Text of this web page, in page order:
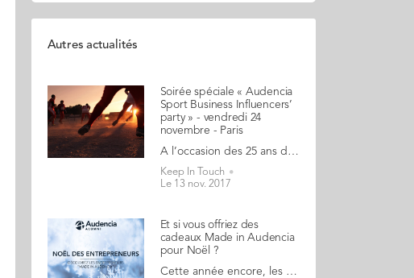
Autres actualités
Soirée spéciale « Audencia
Sport Business Influencers’
party » - vendredi 24
novembre - Paris
A l’occasion des 25 ans du MS MOS, une soirée spéciale « Audencia Sport Business Influencers’ party » est organisée le vendredi 24 novembre 2017 à « La Baleine Blanche » sur les quais de Seine à partir de 19h00. Vous êtes plus de 500 diplômés d’Audencia à travailler aujourd’hui pour les meilleures organisations (ASO, clubs pros, fédérations…) et sur les plus grands projets (Paris 2024, FIFA-WWC19…) de l’industrie du sport en France et dans le monde. Cette soirée est pour vous ! Les bonnes raisons de venir : Venez retrouver vos copains de promotion Booster votre réseau professionnel en rencontrant des diplômés aux parcours variés et influents dans le monde du sport Echanger sur votre parcours et votre retour d’expérience avec d’autres diplômés Passer un bon moment dans un cadre convivial et festif dans un lieu atypique et plein de charme sur les quais de Seine Au programme : Retour sur l’évolution du programme MOS Des animations ludiques et décalées pour vous présenter ce que deviennent les diplômés du MOS, un jeu pour connecter entre vous Une remise de prix D’autres surprises à venir Venez nombreux ! INSCRIPTION
Keep In Touch
Le 13 nov. 2017
Et si vous offriez des
cadeaux Made in Audencia
pour Noël ?
Cette année encore, les entrepreneurs diplômés d'Audencia Business School vous réservent des offres promotionnelles et de nombreuses idées issues de leur créativité pour vos cadeaux de fin d'année. Vous trouverez sur le site : des objets connectés, de la robotique, des livres parfumés, du prêt-à-porter sur mesure, des bijoux, des produits de soin, des jardins verticaux de culture bioponique, des tapis de jeux, des coffrets naissance, de la déco, du mobilier, du coaching à domicile, des ateliers photos ou zero waste, sans oublier le vin, les fromages d’exception, et les produits gourmets à offrir ou pour vos repas de fête. Faites le plein d’idées en un clic et découvrez les projets de nos diplômés entrepreneurs !